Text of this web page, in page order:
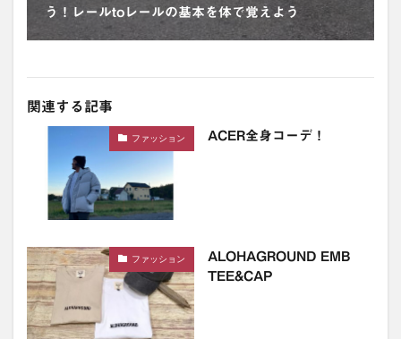
う！レールtoレールの基本を体で覚えよう
関連する記事
ファッション ACER全身コーデ！
ファッション
ALOHAGROUND EMB
TEE&CAP